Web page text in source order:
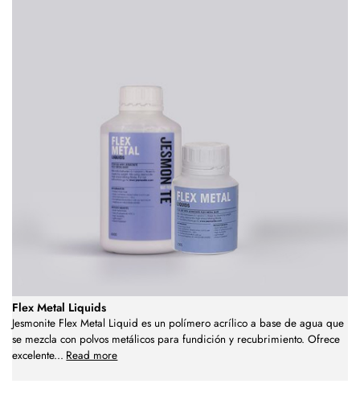
Flex Metal Liquids
Jesmonite Flex Metal Liquid es un polímero acrílico a base de agua que
se mezcla con polvos metálicos para fundición y recubrimiento. Ofrece
excelente... Read more